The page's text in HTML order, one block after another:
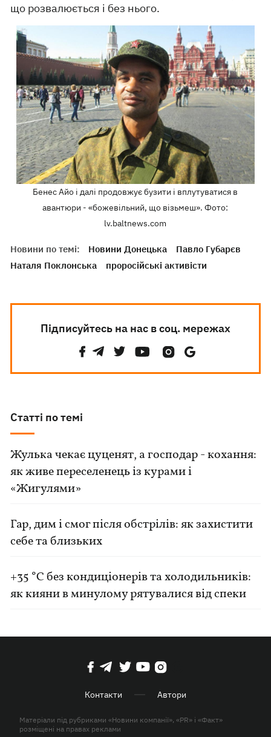
що розвалюється і без нього.
Бенес Айо і далі продовжує бузити і вплутуватися в
авантюри - «божевільний, що візьмеш». Фото:
lv.baltnews.com
Новини по темі: Новини Донецька
Павло Губарєв
Наталя Поклонська
проросійські активісти
Підписуйтесь на нас в соц. мережах
Статті по темі
Жулька чекає цуценят, а господар - кохання:
як живе переселенець із курами і
«Жигулями»
Гар, дим і смог після обстрілів: як захистити
себе та близьких
+35 °C без кондиціонерів та холодильників:
як кияни в минулому рятувалися від спеки
Контакти Автори
Матеріали під рубриками «Новини компанії», «PR» і «Факт»
розміщені на правах реклами